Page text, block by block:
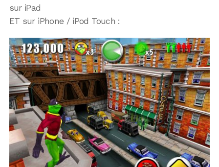
sur iPad
ET sur iPhone / iPod Touch :